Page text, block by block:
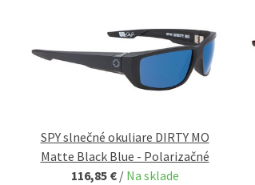
SPY slnečné okuliare DIRTY MO
Matte Black Blue - Polarizačné
116,85 € / Na sklade